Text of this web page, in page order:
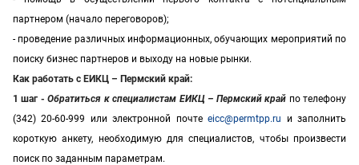
партнером (начало переговоров);
- проведение различных информационных, обучающих мероприятий по
поиску бизнес партнеров и выходу на новые рынки.
Как работать с ЕИКЦ – Пермский край:
1 шаг -Обратиться к специалистам ЕИКЦ – Пермский край по телефону
(342) 20-60-999 или электронной почтеeicc@permtpp.ru и заполнить
короткую анкету, необходимую для специалистов, чтобы произвести
поиск по заданным параметрам.